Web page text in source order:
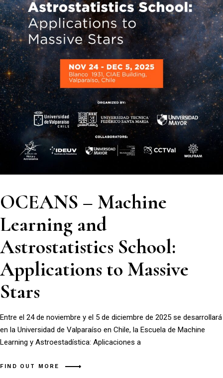
OCEANS – Machine
Learning and
Astrostatistics School:
Applications to Massive
Stars
Entre el 24 de noviembre y el 5 de diciembre de 2025 se desarrollará
en la Universidad de Valparaíso en Chile, la Escuela de Machine
Learning y Astroestadística: Aplicaciones a
FIND OUT MORE